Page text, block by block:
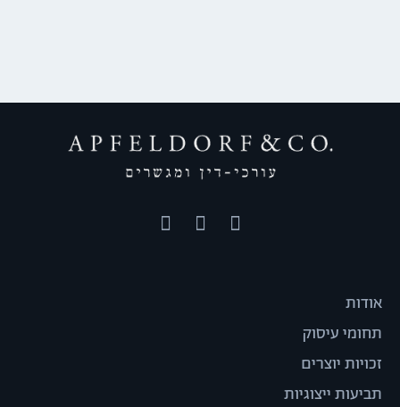
אודות
תחומי עיסוק
זכויות יוצרים
תביעות ייצוגיות